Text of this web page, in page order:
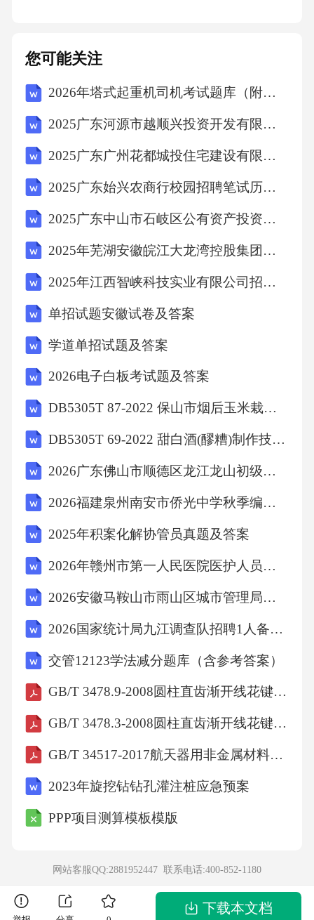
D、WWW
项正确;A项，DNS是计算机域名系统(DomainNa
meSystem)的缩写，它是由器和域名服务器组
成，A项错误;C项，POP是入网点(PointOfPresen
错误;D项，WWW是万维网(WorldWideWeb)的
简称，是基于客户机/服务器方式的信息发现技
术和超文本技术的综合，D项错误。故选B。知
识点：计算机信息技术术7、下列叙述中，叙说
A、山前桃花山后雪
B、塔里木盆地终年干燥少雨
C、昆明四季如春
D、忽如一夜春风来，千树万树梨花开
状况，属于气候，D描述的短时间的天气变化，
具有多变性。知识点：农林畜牧类8、践行敬业
要求从业人员要坚守岗位。而坚守岗位要求员
工在困难和危险面前能够临危不退。下列关于
A、遇到危险情况时，为了人民的生命和财产安
全，从业人员要临危不惧，挺身而出，迎难而
B、临危不退是敬业精神的具体体现，也是岗位
法，讲求科学，不能盲目蛮干
您可能关注
2026年塔式起重机司机考试题库（附答案）
2025广东河源市越顺兴投资开发有限公司招聘笔试及安排笔试历年难易错考点试卷带答案解析
2025广东广州花都城投住宅建设有限公司招聘广州花都城市环保投资有限公司项目用工人员综合总及背景调查环节人员笔试历年典型考点题库附带答案详解
2025广东始兴农商行校园招聘笔试历年典型考题及考点剖析附带答案详解
2025广东中山市石岐区公有资产投资有限公司高管招聘综合与人员笔试历年备考题库附带答案详解
2025年芜湖安徽皖江大龙湾控股集团有限公司公开招聘13人笔试历年难易错考点试卷带答案解析
2025年江西智峡科技实业有限公司招聘2人笔试历年难易错考点试卷带答案解析
单招试题安徽试卷及答案
学道单招试题及答案
2026电子白板考试题及答案
DB5305T 87-2022 保山市烟后玉米栽培技术规程
DB5305T 69-2022 甜白酒(醪糟)制作技术规程
2026广东佛山市顺德区龙江龙山初级中学面向社会招聘教师备考题库及答案详解参考
2026福建泉州南安市侨光中学秋季编外教师招聘29人备考题库有答案详解
2025年积案化解协管员真题及答案
2026年赣州市第一人民医院医护人员招聘笔试备考试题及答案详解
2026安徽马鞍山市雨山区城市管理局面向退役士兵定向招聘7人备考题库及完整答案详解一套
2026国家统计局九江调查队招聘1人备考题库（江西）及一套答案详解
交管12123学法减分题库（含参考答案）
GB/T 3478.9-2008圆柱直齿渐开线花键(米制模数齿侧配合)第9部分：量棒
GB/T 3478.3-2008圆柱直齿渐开线花键(米制模数齿侧配合)第3部分: 37.5°压力角尺寸表
GB/T 34517-2017航天器用非金属材料真空出气评价方法
2023年旋挖钻钻孔灌注桩应急预案
PPP项目测算模板模版
网站客服QQ:2881952447 联系电话:400-852-1180
下载本文档